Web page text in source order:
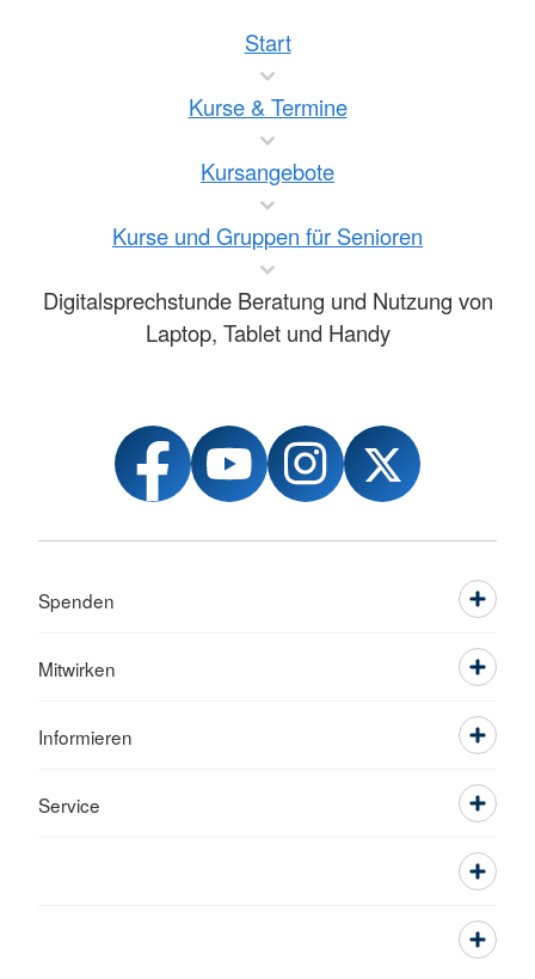
Start
Kurse & Termine
Kursangebote
Kurse und Gruppen für Senioren
Digitalsprechstunde Beratung und Nutzung von
Laptop, Tablet und Handy
Spenden
Mitwirken
Informieren
Service